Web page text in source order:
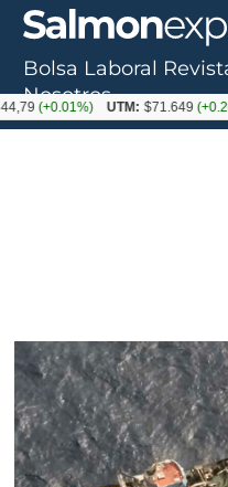
Bolsa Laboral
Nosotros
UTM: $71.649(+0.20%)